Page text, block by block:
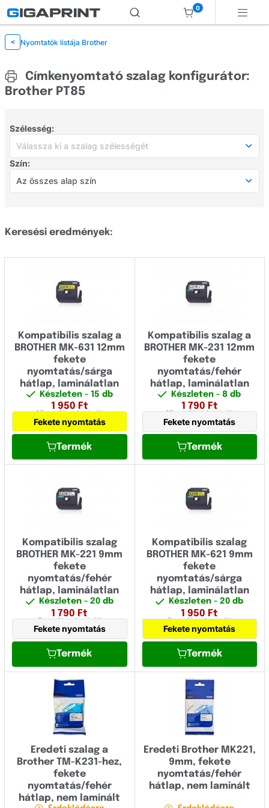
0
< Nyomtatók listája Brother
Címkenyomtató szalag konfigurátor:
Brother PT85
Szélesség:
Válassza ki a szalag szélességét
Válassza ki a szalag szélességét
6 mm szélesség(0)
12 mm szélesség(3)
16 mm szélesség(0)
18 mm szélesség
24 mm szélesség
36 mm szélesség (0)
38 mm szélesség(0)
Szín:
Az összes alap szín
Fehér
Keresési eredmények:
Kompatibilis szalag a
BROTHER MK-631 12mm
fekete
nyomtatás/sárga
hátlap, laminálatlan
Készleten - 15 db
1 950 Ft
12 mmNem laminált
Fekete nyomtatás
Termék
Kompatibilis szalag a
BROTHER MK-231 12mm
fekete
nyomtatás/fehér
hátlap, laminálatlan
Készleten- 8 db
1 790 Ft
12 mmNem laminált
Fekete nyomtatás
Termék
Kompatibilis szalag
BROTHER MK-221 9mm
fekete
nyomtatás/fehér
hátlap, laminálatlan
Készleten - 20 db
1 790 Ft
9 mmNem laminált
Fekete nyomtatás
Termék
Kompatibilis szalag
BROTHER MK-621 9mm
fekete
nyomtatás/sárga
hátlap, laminálatlan
Készleten- 20 db
1 950 Ft
9 mmNem laminált
Fekete nyomtatás
Termék
Eredeti szalag a
Brother TM-K231-hez,
fekete
nyomtatás/fehér
hátlap, nem laminált
Eredeti Brother MK221,
9mm, fekete
nyomtatás/fehér
hátlap, nem laminált